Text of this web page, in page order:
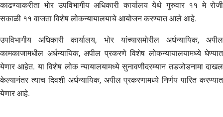
काढण्याकरीता भोर उपविभागीय अधिकारी कार्यालय येथे गुरुवार ११ मे रोजी
सकाळी ११ वाजता विशेष लोकन्यायालयाचे आयोजन करण्यात आले आहे.
उपविभागीय अधिकारी कार्यालय, भोर यांच्यासमोरील अर्धन्यायिक, अपील
कामकाजामधील अर्धन्यायिक, अपील प्रकरणे विशेष लोकन्यायालयामध्ये घेण्यात
येणार आहेत. या विशेष लोक न्यायालयामध्ये सुनावणीदरम्यान तडजोडनामा दाखल
केल्यानंतर त्याच दिवशी अर्धन्यायिक, अपील प्रकरणामध्ये निर्णय पारित करण्यात
येणार आहे.